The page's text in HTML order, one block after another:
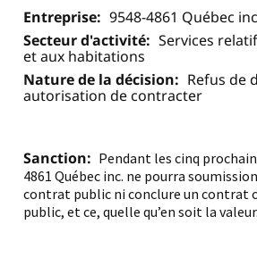
Entreprise: 9548-4861 Québec
Secteur d'activité: Services
et aux habitations
Nature de la décision: Refus de
autorisation de contracter
Sanction: Pendant les cinq
4861 Québec inc. ne pourra
contrat public ni conclure un contrat
public, et ce, quelle qu’en soit la valeur.